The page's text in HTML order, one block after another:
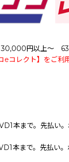
30,000円以上～
コレクト】をご利
本まで。先払い
本まで。先払い